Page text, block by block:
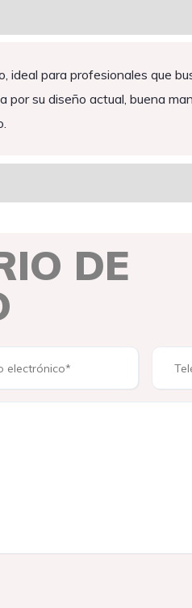
ideal para profesionales que
por su diseño actual, buena
DE